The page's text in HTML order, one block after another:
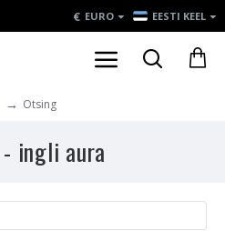
€ EURO EESTI KEEL
Otsing
ingli aura